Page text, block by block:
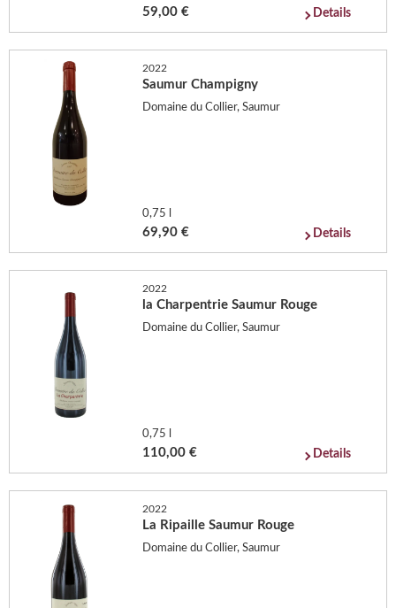
59,00 € Details
2022
Saumur Champigny
Domaine du Collier, Saumur
0,75 l
69,90 € Details
2022
la Charpentrie Saumur Rouge
Domaine du Collier, Saumur
0,75 l
110,00 € Details
2022
La Ripaille Saumur Rouge
Domaine du Collier, Saumur